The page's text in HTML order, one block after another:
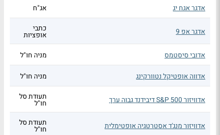
אדגר אגח יג אג"ח
אדגר אפ 9 כתבי
אופציות
אדובי סיסטמס
מניה חו"ל
אדווה אופטיקל נטוורקינג מניה חו"ל
אדוויזור S&P 500 דיבידנד גבוה ערך תעודת סל
חו"ל
אדוויזור מנג'ד אסטרטגיה אופטימלית תעודת סל
חו"ל